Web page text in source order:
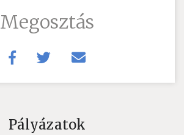
Megosztás
Pályázatok